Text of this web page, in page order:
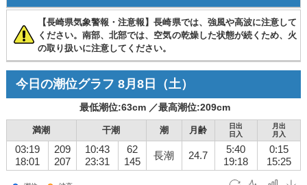
【長崎県気象警報・注意報】長崎県では、強風や高波に注意して
ください。南部、北部では、空気の乾燥した状態が続くため、火
の取り扱いに注意してください。
今日の潮位グラフ 8月8日 （土）
最低潮位:63cm ／最高潮位:209cm
満潮 干潮 潮 月齢
日出
日入
月出
月入
03:19
18:01
209
207
10:43
23:31
62
145
長潮 24.7
5:40
19:18
0:15
15:25